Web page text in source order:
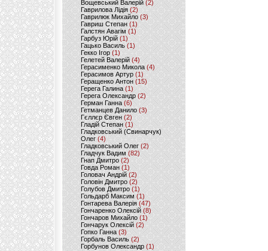
Вощевський Валерій(2)
Гаврилова Лідія (2)
Гаврилюк Михайло (3)
Гавриш Степан (1)
Галстян Авагім (1)
Гарбуз Юрій (1)
Гацько Василь (1)
Гекко Ігор(1)
Гелетей Валерій (4)
Герасименко Микола (4)
Герасимов Артур (1)
Геращенко Антон(15)
Герега Галина (1)
Герега Олександр (2)
Герман Ганна (6)
Гетманцев Данило (3)
Гєллєр Євген (2)
Гладій Степан(1)
Гладковський (Свинарчук)
Олег (4)
Гладковський Олег (2)
Гладчук Вадим (82)
Гнап Дмитро (2)
Говда Роман(1)
Головач Андрій (2)
Головін Дмитро (2)
Голубов Дмитро (1)
Гольдарб Максим(1)
Гонтарева Валерія (47)
Гончаренко Олексій(8)
Гончаров Михайло (1)
Гончарук Олексій (2)
Гопко Ганна (3)
Горбаль Василь (2)
Горбунов Олександр (1)